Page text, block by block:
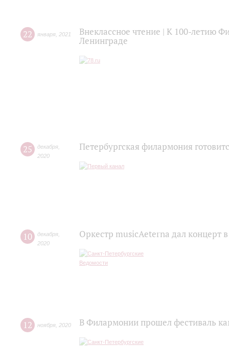
22 января 2021
Внеклассное чтение | К 100-летию
Ленинграде
25 декабря
2020
Петербургская филармония
10 декабря
2020
Оркестр musicAeterna дал концерт
12 ноября 2020 В Филармонии прошел фестиваль